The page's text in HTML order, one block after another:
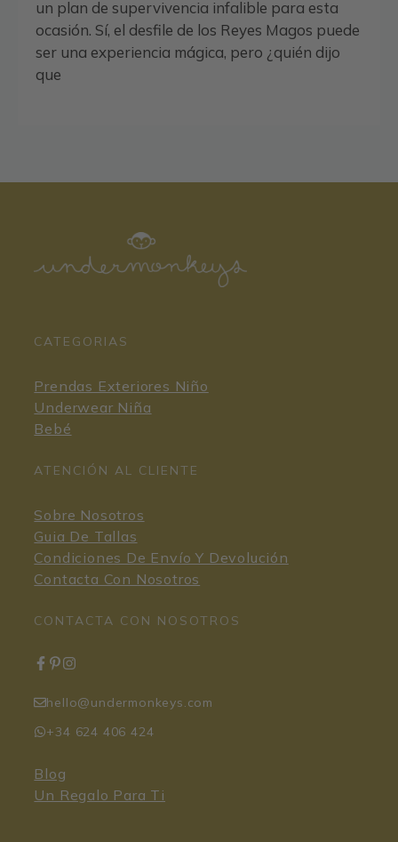
un plan de supervivencia infalible para esta
ocasión. Sí, el desfile de los Reyes Magos puede
ser una experiencia mágica, pero ¿quién dijo
que
CATEGORIAS
Prendas Exteriores Niño
Underwear Niña
Bebé
ATENCIÓN AL CLIENTE
Sobre Nosotros
Guia De Tallas
Condiciones De Envío Y Devolución
Contacta Con Nosotros
CONTACTA CON NOSOTROS
hello@undermonkeys.com
+34 624 406 424
Blog
Un Regalo Para Ti